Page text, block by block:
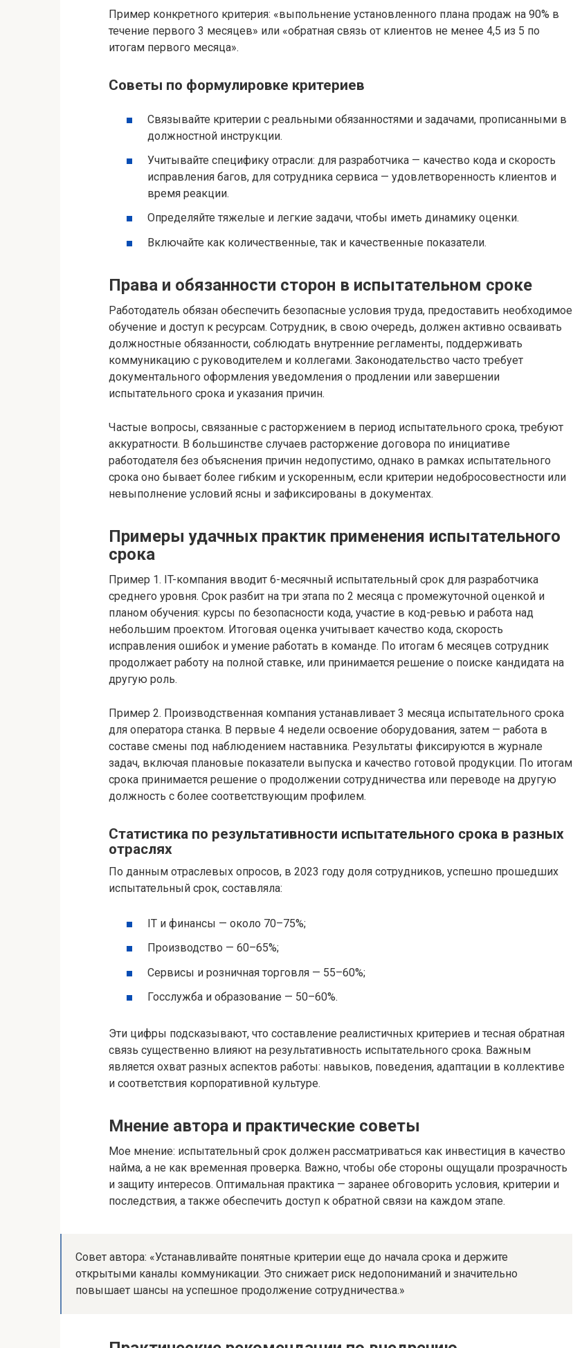
Пример конкретного критерия: «выпольнение установленного плана продаж на 90% в
течение первого 3 месяцев» или «обратная связь от клиентов не менее 4,5 из 5 по
итогам первого месяца».
Советы по формулировке критериев
Связывайте критерии с реальными обязанностями и задачами, прописанными в
должностной инструкции.
Учитывайте специфику отрасли: для разработчика — качество кода и скорость
исправления багов, для сотрудника сервиса — удовлетворенность клиентов и
время реакции.
Определяйте тяжелые и легкие задачи, чтобы иметь динамику оценки.
Включайте как количественные, так и качественные показатели.
Права и обязанности сторон в испытательном сроке
Работодатель обязан обеспечить безопасные условия труда, предоставить необходимое
обучение и доступ к ресурсам. Сотрудник, в свою очередь, должен активно осваивать
должностные обязанности, соблюдать внутренние регламенты, поддерживать
коммуникацию с руководителем и коллегами. Законодательство часто требует
документального оформления уведомления о продлении или завершении
испытательного срока и указания причин.
Частые вопросы, связанные с расторжением в период испытательного срока, требуют
аккуратности. В большинстве случаев расторжение договора по инициативе
работодателя без объяснения причин недопустимо, однако в рамках испытательного
срока оно бывает более гибким и ускоренным, если критерии недобросовестности или
невыполнение условий ясны и зафиксированы в документах.
Примеры удачных практик применения испытательного
срока
Пример 1. IT-компания вводит 6-месячный испытательный срок для разработчика
среднего уровня. Срок разбит на три этапа по 2 месяца с промежуточной оценкой и
планом обучения: курсы по безопасности кода, участие в код-ревью и работа над
небольшим проектом. Итоговая оценка учитывает качество кода, скорость
исправления ошибок и умение работать в команде. По итогам 6 месяцев сотрудник
продолжает работу на полной ставке, или принимается решение о поиске кандидата на
другую роль.
Пример 2. Производственная компания устанавливает 3 месяца испытательного срока
для оператора станка. В первые 4 недели освоение оборудования, затем — работа в
составе смены под наблюдением наставника. Результаты фиксируются в журнале
задач, включая плановые показатели выпуска и качество готовой продукции. По итогам
срока принимается решение о продолжении сотрудничества или переводе на другую
должность с более соответствующим профилем.
Статистика по результативности испытательного срока в разных
отраслях
По данным отраслевых опросов, в 2023 году доля сотрудников, успешно прошедших
испытательный срок, составляла:
IT и финансы — около 70–75%;
Производство — 60–65%;
Сервисы и розничная торговля — 55–60%;
Госслужба и образование — 50–60%.
Эти цифры подсказывают, что составление реалистичных критериев и тесная обратная
связь существенно влияют на результативность испытательного срока. Важным
является охват разных аспектов работы: навыков, поведения, адаптации в коллективе
и соответствия корпоративной культуре.
Мнение автора и практические советы
Мое мнение: испытательный срок должен рассматриваться как инвестиция в качество
найма, а не как временная проверка. Важно, чтобы обе стороны ощущали прозрачность
и защиту интересов. Оптимальная практика — заранее обговорить условия, критерии и
последствия, а также обеспечить доступ к обратной связи на каждом этапе.
Совет автора: «Устанавливайте понятные критерии еще до начала срока и держите
открытыми каналы коммуникации. Это снижает риск недопониманий и значительно
повышает шансы на успешное продолжение сотрудничества.»